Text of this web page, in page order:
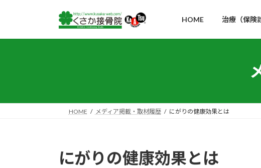
ン
ッ
ー
移
HOME 治療（保険
HOME メディア掲載・取材履歴 にがりの健康効果とは
にがりの健康効果とは